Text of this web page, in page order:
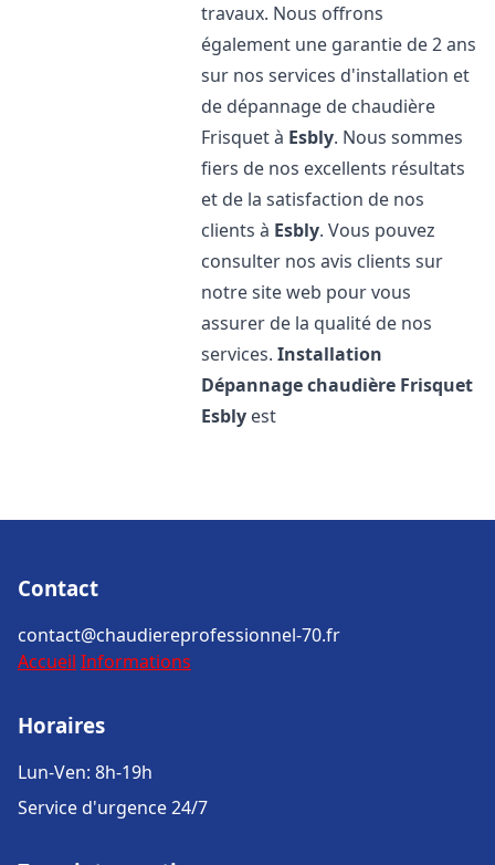
travaux. Nous offrons
également une garantie de 2 ans
sur nos services d'installation et
de dépannage de chaudière
Frisquet à Esbly. Nous sommes
fiers de nos excellents résultats
et de la satisfaction de nos
clients à Esbly. Vous pouvez
consulter nos avis clients sur
notre site web pour vous
assurer de la qualité de nos
services.Installation
Dépannage chaudière Frisquet
Esbly est
Contact
contact@chaudiereprofessionnel-70.fr
Accueil Informations
Horaires
Lun-Ven: 8h-19h
Service d'urgence 24/7